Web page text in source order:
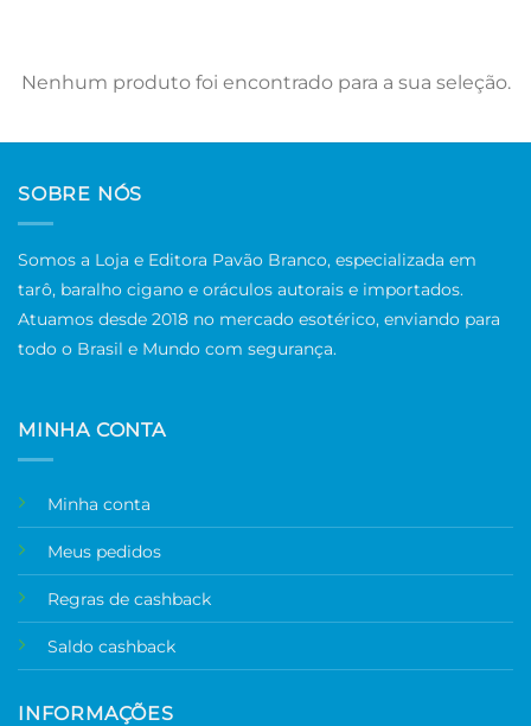
Nenhum produto foi encontrado para a sua seleção.
SOBRE NÓS
Somos a Loja e Editora Pavão Branco, especializada em
tarô, baralho cigano e oráculos autorais e importados.
Atuamos desde 2018 no mercado esotérico, enviando para
todo o Brasil e Mundo com segurança.
MINHA CONTA
Minha conta
Meus pedidos
Regras de cashback
Saldo cashback
INFORMAÇÕES